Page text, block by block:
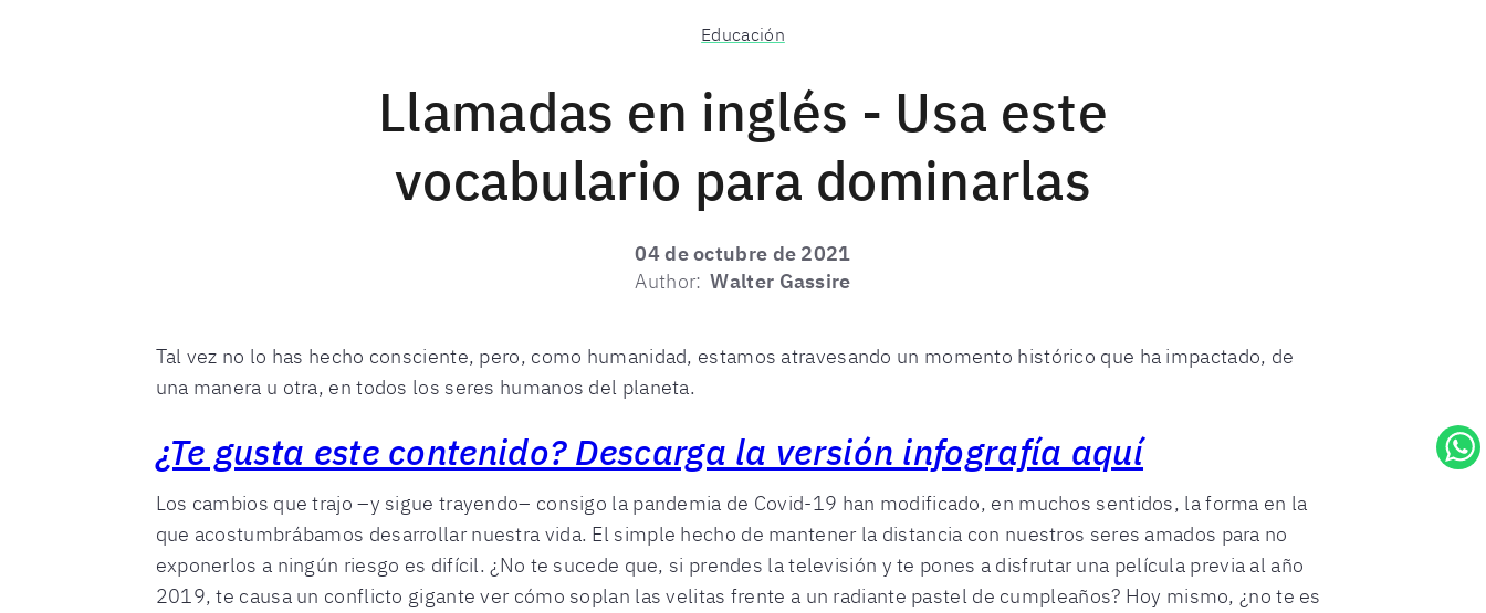
Educación
Llamadas en inglés - Usa este
vocabulario para dominarlas
04 de octubre de 2021
Author: Walter Gassire
Tal vez no lo has hecho consciente, pero, como humanidad, estamos atravesando un momento histórico que ha impactado, de
una manera u otra, en todos los seres humanos del planeta.
¿Te gusta este contenido? Descarga la versión infografía aquí
Los cambios que trajo –y sigue trayendo– consigo la pandemia de Covid-19 han modificado, en muchos sentidos, la forma en la
que acostumbrábamos desarrollar nuestra vida. El simple hecho de mantener la distancia con nuestros seres amados para no
exponerlos a ningún riesgo es difícil. ¿No te sucede que, si prendes la televisión y te pones a disfrutar una película previa al año
2019, te causa un conflicto gigante ver cómo soplan las velitas frente a un radiante pastel de cumpleaños? Hoy mismo, ¿no te es